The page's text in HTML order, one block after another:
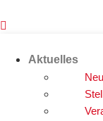
Inhalt
Aktuelles